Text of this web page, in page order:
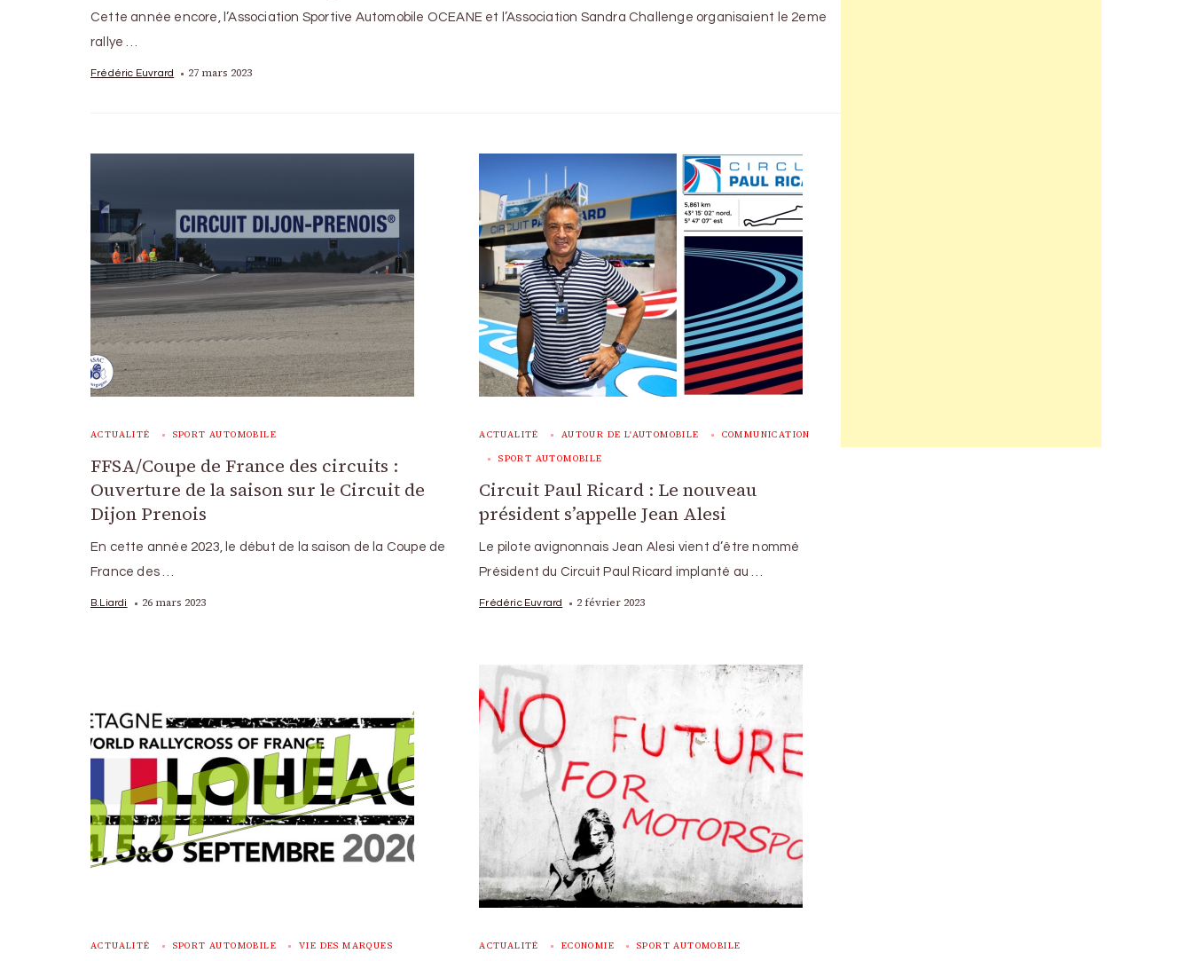
Cette année encore, l’Association Sportive Automobile OCEANE et l’Association Sandra Challenge organisaient le 2eme
rallye …
Frédéric Euvrard 27 mars 2023
ACTUALITÉ SPORT AUTOMOBILE
FFSA/Coupe de France des circuits :
Ouverture de la saison sur le Circuit de
Dijon Prenois
En cette année 2023, le début de la saison de la Coupe de
France des …
B.Liardi 26 mars 2023
ACTUALITÉ AUTOUR DE L'AUTOMOBILE COMMUNICATION
SPORT AUTOMOBILE
Circuit Paul Ricard : Le nouveau
président s’appelle Jean Alesi
Le pilote avignonnais Jean Alesi vient d’être nommé
Président du Circuit Paul Ricard implanté au …
Frédéric Euvrard 2 février 2023
ACTUALITÉ SPORT AUTOMOBILE VIE DES MARQUES ACTUALITÉ ECONOMIE SPORT AUTOMOBILE